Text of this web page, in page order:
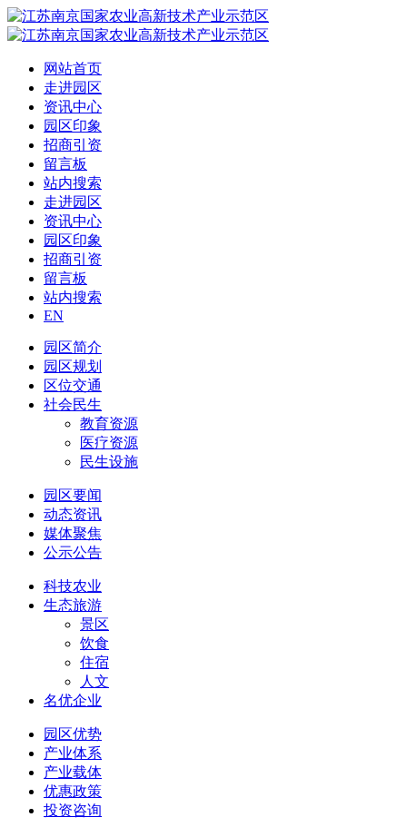
网站首页
走进园区
资讯中心
园区印象
招商引资
留言板
站内搜索
走进园区
资讯中心
园区印象
招商引资
留言板
站内搜索
EN
园区简介
园区规划
区位交通
社会民生
教育资源
医疗资源
民生设施
园区要闻
动态资讯
媒体聚焦
公示公告
科技农业
生态旅游
景区
饮食
住宿
人文
名优企业
园区优势
产业体系
产业载体
优惠政策
投资咨询